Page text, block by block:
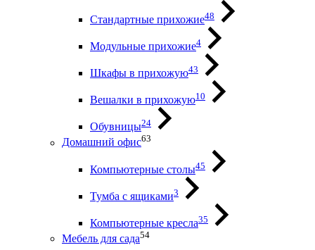
Стандартные прихожие48
Модульные прихожие4
Шкафы в прихожую43
Вешалки в прихожую10
Обувницы24
Домашний офис63
Компьютерные столы45
Тумба с ящиками3
Компьютерные кресла35
Мебель для сада54